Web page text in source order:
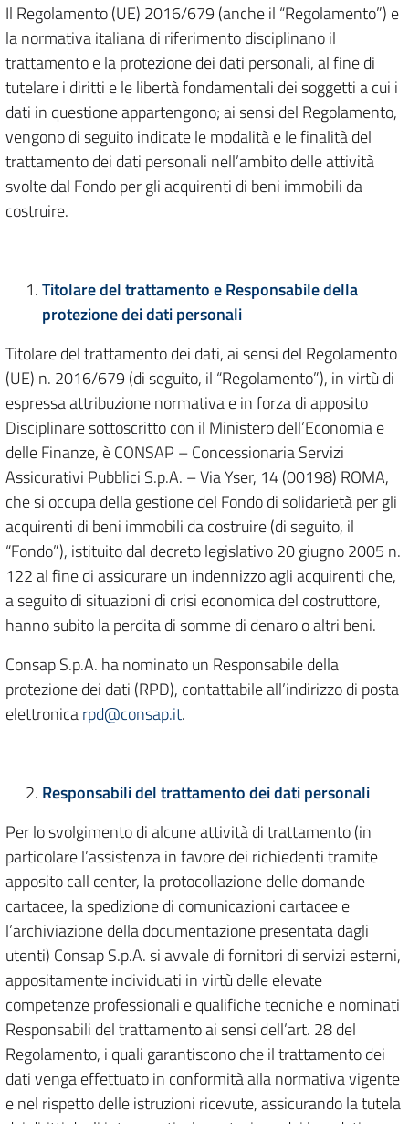
Il Regolamento (UE) 2016/679 (anche il “Regolamento”) e
la normativa italiana di riferimento disciplinano il
trattamento e la protezione dei dati personali, al fine di
tutelare i diritti e le libertà fondamentali dei soggetti a cui i
dati in questione appartengono; ai sensi del Regolamento,
vengono di seguito indicate le modalità e le finalità del
trattamento dei dati personali nell’ambito delle attività
svolte dal Fondo per gli acquirenti di beni immobili da
costruire.
Titolare del trattamento e Responsabile della
protezione dei dati personali
Titolare del trattamento dei dati, ai sensi del Regolamento
(UE) n. 2016/679 (di seguito, il “Regolamento”), in virtù di
espressa attribuzione normativa e in forza di apposito
Disciplinare sottoscritto con il Ministero dell’Economia e
delle Finanze, è CONSAP – Concessionaria Servizi
Assicurativi Pubblici S.p.A. – Via Yser, 14 (00198) ROMA,
che si occupa della gestione del Fondo di solidarietà per gli
acquirenti di beni immobili da costruire (di seguito, il
“Fondo”), istituito dal decreto legislativo 20 giugno 2005 n.
122 al fine di assicurare un indennizzo agli acquirenti che,
a seguito di situazioni di crisi economica del costruttore,
hanno subito la perdita di somme di denaro o altri beni.
Consap S.p.A. ha nominato un Responsabile della
protezione dei dati (RPD), contattabile all’indirizzo di posta
elettronicarpd@consap.it.
Responsabili del trattamento dei dati personali
Per lo svolgimento di alcune attività di trattamento (in
particolare l’assistenza in favore dei richiedenti tramite
apposito call center, la protocollazione delle domande
cartacee, la spedizione di comunicazioni cartacee e
l’archiviazione della documentazione presentata dagli
utenti) Consap S.p.A. si avvale di fornitori di servizi esterni,
appositamente individuati in virtù delle elevate
competenze professionali e qualifiche tecniche e nominati
Responsabili del trattamento ai sensi dell’art. 28 del
Regolamento, i quali garantiscono che il trattamento dei
dati venga effettuato in conformità alla normativa vigente
e nel rispetto delle istruzioni ricevute, assicurando la tutela